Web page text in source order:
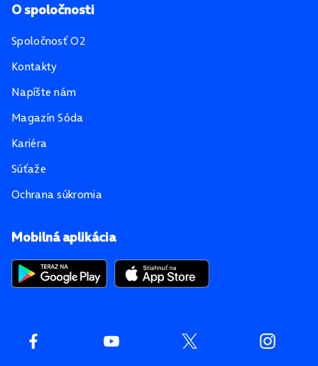
Mobilná aplikácia
O spoločnosti
Spoločnosť O2
Kontakty
Napíšte nám
Magazín Sóda
Kariéra
Súťaže
Ochrana súkromia